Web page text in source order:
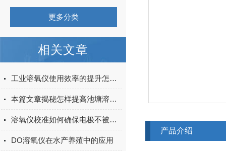
更多分类
相关文章
工业溶氧仪使用效率的提升怎么做？
本篇文章揭秘怎样提高池塘溶解氧！
溶氧仪校准如何确保电极不被损坏？
DO溶氧仪在水产养殖中的应用
产品介绍